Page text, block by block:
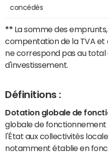
concédés
** La somme des
compentation de la TVA et
ne correspond pas au total
d'investissement.
Définitions :
Dotation globale de
globale de
l'État aux collectivités
notamment établie en